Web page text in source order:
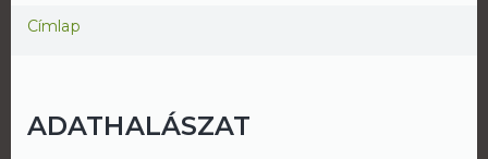
Jelenlegi hely
Címlap
ADATHALÁSZAT